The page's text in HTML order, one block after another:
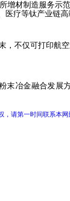
增材制造服务
疗等钛产业链
不仅可打印航
末冶金融合发
请第一时间联系本网